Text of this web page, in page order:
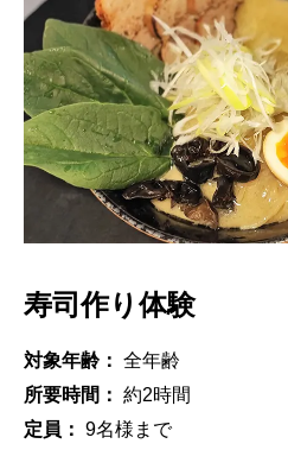
寿司作り体験
対象年齢： 全年齢
所要時間： 約2時間
定員： 9名様まで